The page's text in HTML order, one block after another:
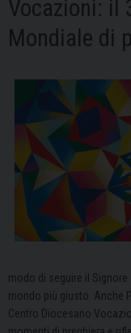
Vocazioni: il
Mondiale di
modo di seguire il
mondo più giusto. Anche
Centro Diocesano